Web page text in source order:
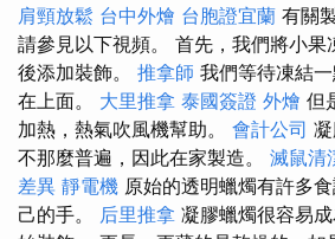
肩頸放鬆 台中外燴 台胞證宜蘭 有關
請參見以下視頻。 首先，我們將小果
後添加裝飾。 推拿師 我們等待凍結
在上面。 大里推拿 泰國簽證 外燴 但
加熱，熱氣吹風機幫助。 會計公司
不那麼普遍，因此在家製造。 滅鼠清
差異 靜電機 原始的透明蠟燭有許多
己的手。 后里推拿 凝膠蠟燭很容易